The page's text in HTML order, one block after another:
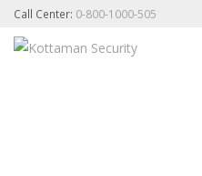
Call Center: 0-800-1000-505